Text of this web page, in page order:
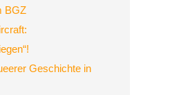
BGZ
Geschichte in